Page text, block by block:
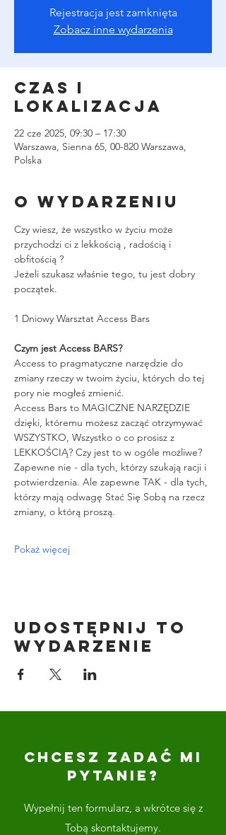
Rejestracja jest zamknięta
Zobacz inne wydarzenia
Czas i
lokalizacja
22 cze 2025, 09:30 – 17:30
Warszawa, Sienna 65, 00-820 Warszawa,
Polska
O wydarzeniu
Czy wiesz, że wszystko w życiu może
przychodzi ci z lekkością , radością i
obfitością ?
Jeżeli szukasz właśnie tego, tu jest dobry
początek.
1 Dniowy Warsztat Access Bars
Czym jest Access BARS?
Access to pragmatyczne narzędzie do
zmiany rzeczy w twoim życiu, których do tej
pory nie mogłeś zmienić.
Access Bars to MAGICZNE NARZĘDZIE
dzięki, któremu możesz zacząć otrzymywać
WSZYSTKO, Wszystko o co prosisz z
LEKKOŚCIĄ? Czy jest to w ogóle możliwe?
Zapewne nie - dla tych, którzy szukają racji i
potwierdzenia. Ale zapewne TAK - dla tych,
którzy mają odwagę Stać Się Sobą na rzecz
zmiany, o którą proszą.
Pokaż więcej
Udostępnij to
wydarzenie
CHCESZ ZADAĆ MI
PYTANIE?
Wypełnij ten formularz, a wkrótce się z
Tobą skontaktujemy.